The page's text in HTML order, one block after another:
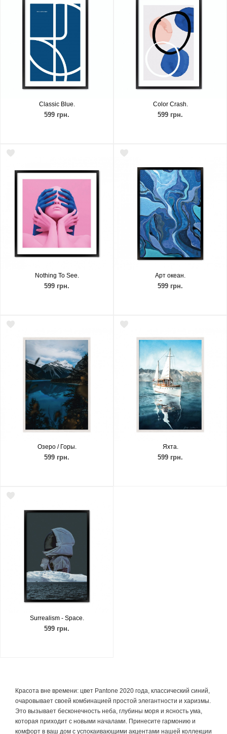
Classic Blue.
599 грн.
Color Crash.
599 грн.
Nothing To See.
599 грн.
Арт океан.
599 грн.
Озеро / Горы.
599 грн.
Яхта.
599 грн.
Surrealism - Space.
599 грн.
Красота вне времени: цвет Pantone 2020 года, классический синий,
очаровывает своей комбинацией простой элегантности и харизмы.
Это вызывает бесконечность неба, глубины моря и ясность ума,
которая приходит с новыми началами. Принесите гармонию и
комфорт в ваш дом с успокаивающими акцентами нашей коллекции